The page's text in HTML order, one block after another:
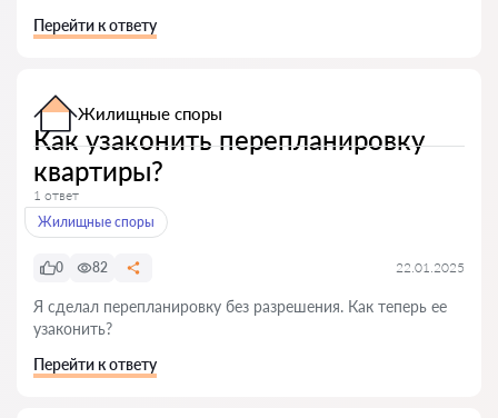
Перейти к ответу
Жилищные споры
Как узаконить перепланировку
квартиры?
1 ответ
Жилищные споры
0 82 22.01.2025
Я сделал перепланировку без разрешения. Как теперь ее
узаконить?
Перейти к ответу